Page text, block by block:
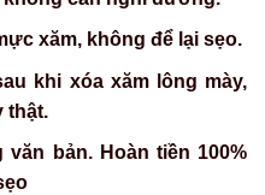
xăm, không để lại sẹo.
khi xóa xăm lông mày,
thật.
văn bản. Hoàn tiền 100%